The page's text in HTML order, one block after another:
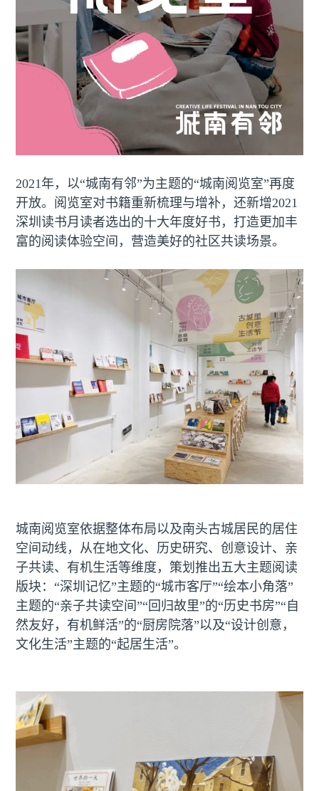
2021年，以“城南有邻”为主题的“城南阅览室”再度
开放。阅览室对书籍重新梳理与增补，还新增2021
深圳读书月读者选出的十大年度好书，打造更加丰
富的阅读体验空间，营造美好的社区共读场景。
城南阅览室依据整体布局以及南头古城居民的居住
空间动线，从在地文化、历史研究、创意设计、亲
子共读、有机生活等维度，策划推出五大主题阅读
版块：“深圳记忆”主题的“城市客厅”“绘本小角落”
主题的“亲子共读空间”“回归故里”的“历史书房”“自
然友好，有机鲜活”的“厨房院落”以及“设计创意，
文化生活”主题的“起居生活”。